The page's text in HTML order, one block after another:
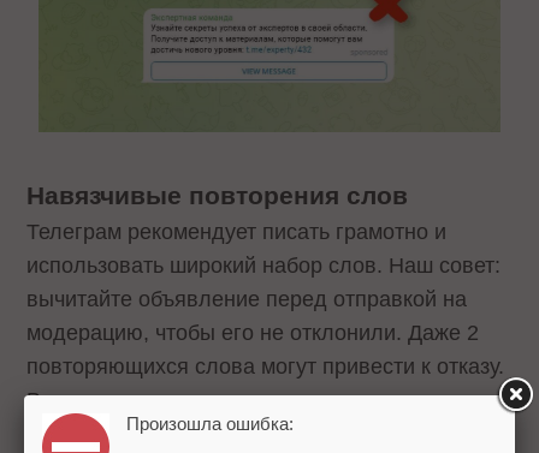
Навязчивые повторения слов
Телеграм рекомендует писать грамотно и
использовать широкий набор слов. Наш совет:
вычитайте объявление перед отправкой на
модерацию, чтобы его не отклонили. Даже 2
повторяющихся слова могут привести к отказу.
В мессенджере считают, что в таком маленьком
тексте подобные огрехи могут сильно снижать
Произошла ошибка: